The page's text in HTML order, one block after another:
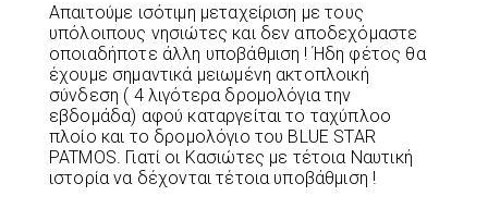
Απαιτούμε ισότιμη μεταχείριση με τους
υπόλοιπους νησιώτες και δεν αποδεχόμαστε
οποιαδήποτε άλλη υποβάθμιση ! Ήδη φέτος θα
έχουμε σημαντικά μειωμένη ακτοπλοική
σύνδεση ( 4 λιγότερα δρομολόγια την
εβδομάδα) αφού καταργείται το ταχύπλοο
πλοίο και το δρομολόγιο του BLUE STAR
PATMOS. Γιατί οι Κασιώτες με τέτοια Ναυτική
ιστορία να δέχονται τέτοια υποβάθμιση !